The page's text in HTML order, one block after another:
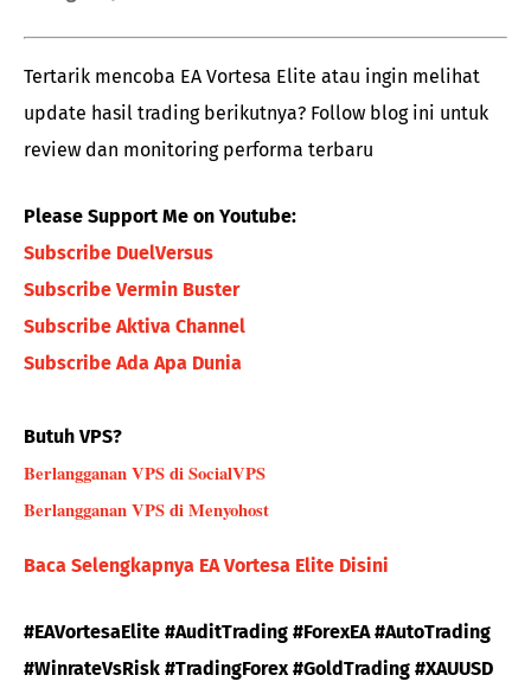
Tertarik mencoba EA Vortesa Elite atau ingin melihat
update hasil trading berikutnya? Follow blog ini untuk
review dan monitoring performa terbaru
Please Support Me on Youtube:
Subscribe DuelVersus
Subscribe Vermin Buster
Subscribe Aktiva Channel
Subscribe Ada Apa Dunia
Butuh VPS?
Berlangganan VPS di SocialVPS
Berlangganan VPS di Menyohost
Baca Selengkapnya EA Vortesa Elite Disini
#EAVortesaElite #AuditTrading #ForexEA #AutoTrading
#WinrateVsRisk #TradingForex #GoldTrading #XAUUSD